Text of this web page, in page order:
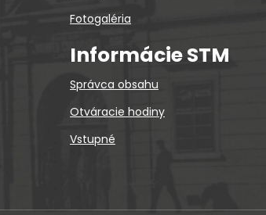
Fotogaléria
Informácie STM
Správca obsahu
Otváracie hodiny
Vstupné